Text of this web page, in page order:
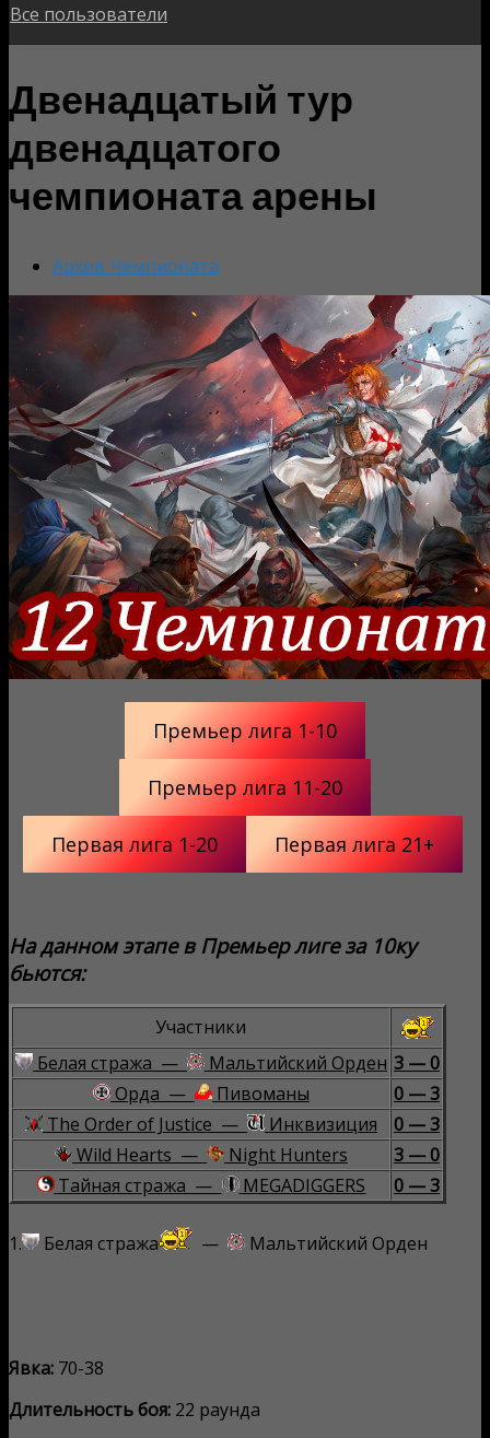
Все пользователи
Двенадцатый тур
двенадцатого
чемпионата арены
Архив Чемпионата
Премьер лига 1-10
Премьер лига 11-20
Первая лига 1-20 Первая лига 21+
На данном этапе в Премьер лиге за 10ку
бьются:
Участники
Белая стража —
Мальтийский Орден 3 — 0
Орда —
Пивоманы
0 — 3
The Order of Justice —
Инквизиция
0 — 3
Wild Hearts —
Night Hunters
3 — 0
Тайная стража —
MEGADIGGERS 0 — 3
1. Белая стража — Мальтийский Орден
Явка: 70-38
Длительность боя: 22 раунда